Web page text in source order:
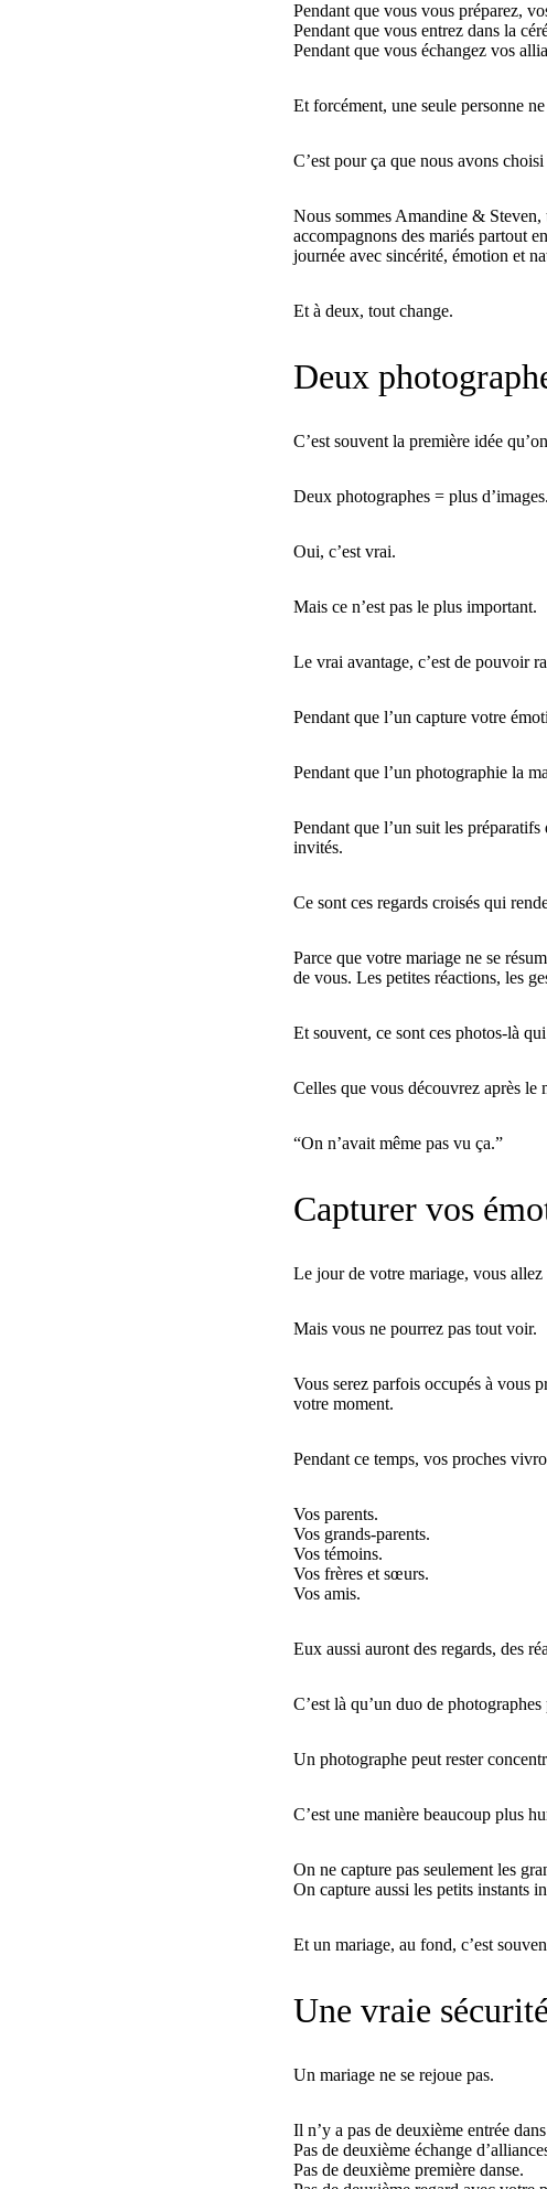
Pendant que vous vous préparez,
Pendant que vous entrez dans la
Pendant que vous échangez vos
Et forcément, une seule personne
C’est pour ça que nous avons
Nous sommes Amandine &
accompagnons des mariés partout
journée avec sincérité, émotion et
Et à deux, tout change.
Deux
C’est souvent la première idée
Deux photographes = plus d’images.
Oui, c’est vrai.
Mais ce n’est pas le plus important.
Le vrai avantage, c’est de pouvoir
Pendant que l’un capture votre
Pendant que l’un photographie la
Pendant que l’un suit les
invités.
Ce sont ces regards croisés qui
Parce que votre mariage ne se
de vous. Les petites réactions, les
Et souvent, ce sont ces photos-là
Celles que vous découvrez après le
“On n’avait même pas vu ça.”
Capturer vos
Le jour de votre mariage, vous
Mais vous ne pourrez pas tout voir.
Vous serez parfois occupés à vous
votre moment.
Pendant ce temps, vos proches
Vos parents.
Vos grands-parents.
Vos témoins.
Vos frères et sœurs.
Vos amis.
Eux aussi auront des regards, des
C’est là qu’un duo de
Un photographe peut rester
C’est une manière beaucoup plus
On ne capture pas seulement les
On capture aussi les petits instants
Et un mariage, au fond, c’est
Une vraie
Un mariage ne se rejoue pas.
Il n’y a pas de deuxième entrée
Pas de deuxième échange
Pas de deuxième première danse.